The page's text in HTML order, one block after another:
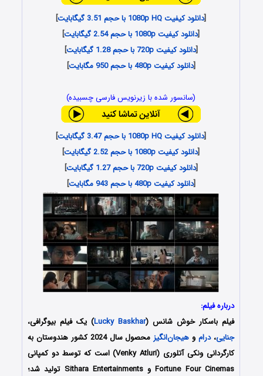
[دانلود کیفیت 1080p HQ با حجم 3.51 گیگابایت
]
[دانلود کیفیت 1080p با حجم 2.54 گیگابایت
]
[دانلود کیفیت 720p با حجم 1.28 گیگابایت
]
[دانلود کیفیت 480p با حجم 950 مگابایت ]
(سانسور شده با زیرنویس فارسی چسبیده)
[دانلود کیفیت 1080p HQ با حجم 3.47 گیگابایت
]
[دانلود کیفیت 1080p با حجم 2.52 گیگابایت
]
[دانلود کیفیت 720p با حجم 1.27 گیگابایت
]
[دانلود کیفیت 480p با حجم 943 مگابایت ]
درباره فیلم:
فیلم باسکار خوش‌ شانس (Lucky Baskhar) یک فیلم بیوگرافی،
جنایی،درام و هیجان‌انگیز
محصول سال 2024 کشور هندوستان به
کارگردانی ونکی آتلوری (Venky Atluri) است که توسط دو کمپانی‌
Fortune Four Cinemas و Sithara Entertainments تولید شد؛